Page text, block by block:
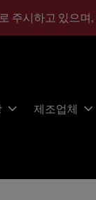
주시하고 있으
제조업체